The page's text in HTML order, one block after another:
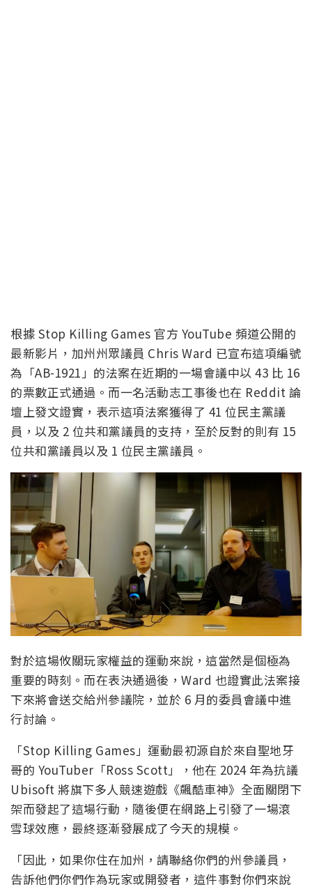
根據 Stop Killing Games 官方 YouTube 頻道公開的
最新影片，加州州眾議員 Chris Ward 已宣布這項編號
為「AB-1921」的法案在近期的一場會議中以 43 比 16
的票數正式通過。而一名活動志工事後也在 Reddit 論
壇上發文證實，表示這項法案獲得了 41 位民主黨議
員，以及 2 位共和黨議員的支持，至於反對的則有 15
位共和黨議員以及 1 位民主黨議員。
對於這場攸關玩家權益的運動來說，這當然是個極為
重要的時刻。而在表決通過後，Ward 也證實此法案接
下來將會送交給州參議院，並於 6 月的委員會議中進
行討論。
「Stop Killing Games」運動最初源自於來自聖地牙
哥的 YouTuber「Ross Scott」，他在 2024 年為抗議
Ubisoft 將旗下多人競速遊戲《飆酷車神》全面關閉下
架而發起了這場行動，隨後便在網路上引發了一場滾
雪球效應，最終逐漸發展成了今天的規模。
「因此，如果你住在加州，請聯絡你們的州參議員，
告訴他們你們作為玩家或開發者，這件事對你們來說